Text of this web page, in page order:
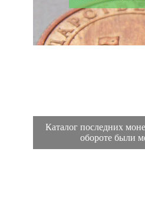
Каталог последних
обороте были